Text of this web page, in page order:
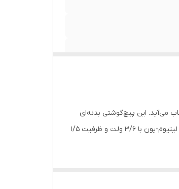
می‌آید. این پیچ‌گوشتی بدنه‌ای
ارگونومیک دارد و روی آن روکش ضدتعریق کار شده است تا در طولانی‌مدت دست‌ها خسته نشوند و کاربری راحتی داشته باشد. باتری این دستگاه از نوع لیتیوم-یون با 3/6 ولت و ظرفیت 1/5